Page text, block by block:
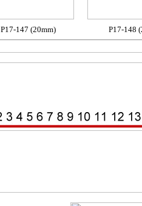
P17-147 (20mm) P17-148